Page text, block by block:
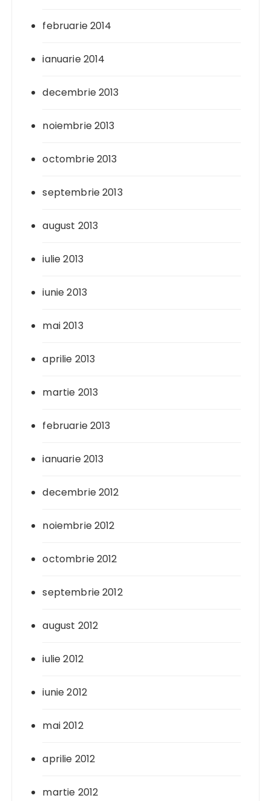
februarie 2014
ianuarie 2014
decembrie 2013
noiembrie 2013
octombrie 2013
septembrie 2013
august 2013
iulie 2013
iunie 2013
mai 2013
aprilie 2013
martie 2013
februarie 2013
ianuarie 2013
decembrie 2012
noiembrie 2012
octombrie 2012
septembrie 2012
august 2012
iulie 2012
iunie 2012
mai 2012
aprilie 2012
martie 2012